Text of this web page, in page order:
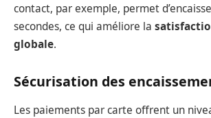
contact, par exemple, permet
secondes, ce qui améliore la
globale.
Sécurisation des
Les paiements par carte offrent un